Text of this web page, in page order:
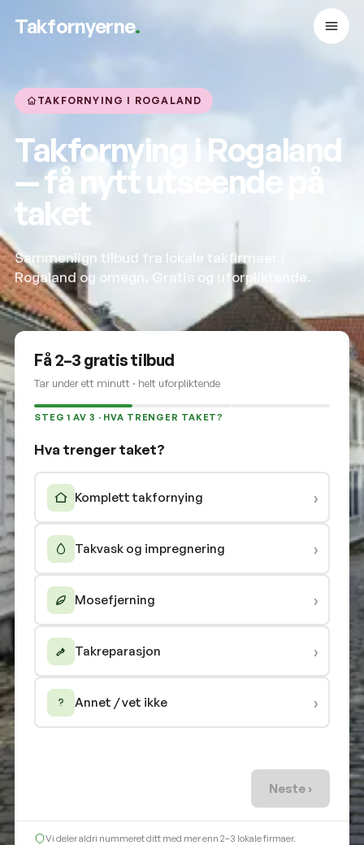
Takfornyerne.
TAKFORNYING I ROGALAND
Takfornying i Rogaland
— få nytt utseende på
taket
Sammenlign tilbud fra lokale takfirmaer i
Rogaland og omegn. Gratis og uforpliktende.
Få 2–3 gratis tilbud
Tar under ett minutt · helt uforpliktende
STEG 1 AV 3 · HVA TRENGER TAKET?
Hva trenger taket?
Komplett takfornying ›
Takvask og impregnering ›
Mosefjerning ›
Takreparasjon ›
Annet / vet ikke ›
Neste ›
Vi deler aldri nummeret ditt med mer enn 2–3 lokale firmaer.